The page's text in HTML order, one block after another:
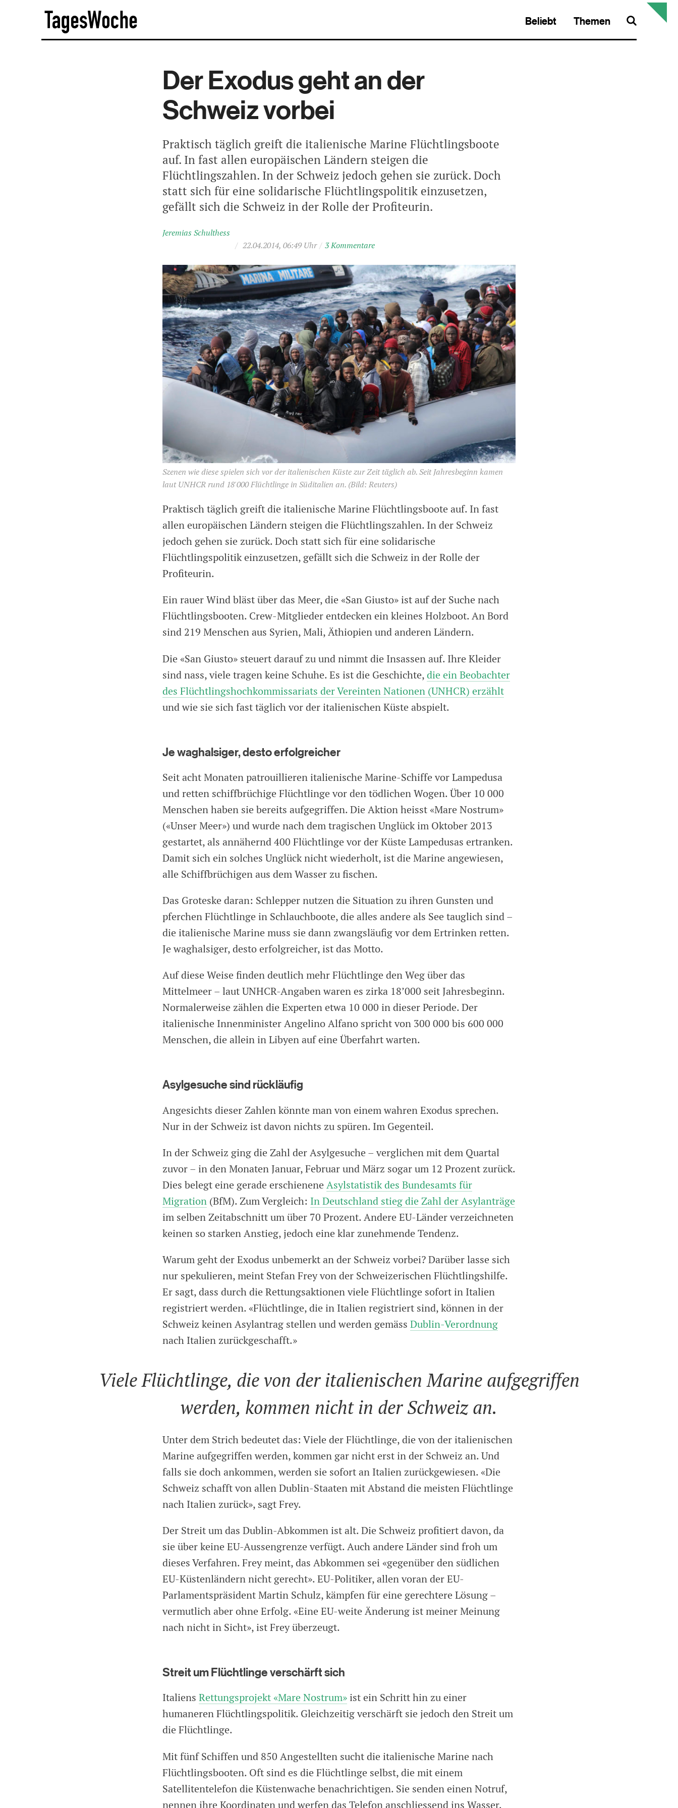
Beliebt Themen
Der Exodus geht an der
Schweiz vorbei
Praktisch täglich greift die italienische Marine Flüchtlingsboote
auf. In fast allen europäischen Ländern steigen die
Flüchtlingszahlen. In der Schweiz jedoch gehen sie zurück. Doch
statt sich für eine solidarische Flüchtlingspolitik einzusetzen,
gefällt sich die Schweiz in der Rolle der Profiteurin.
Jeremias Schulthess
/ 22.04.2014, 06:49 Uhr / 3 Kommentare
Szenen wie diese spielen sich vor der italienischen Küste zur Zeit täglich ab. Seit Jahresbeginn kamen
laut UNHCR rund 18'000 Flüchtlinge in Süditalien an. (Bild: Reuters)
Praktisch täglich greift die italienische Marine Flüchtlingsboote auf. In fast
allen europäischen Ländern steigen die Flüchtlingszahlen. In der Schweiz
jedoch gehen sie zurück. Doch statt sich für eine solidarische
Flüchtlingspolitik einzusetzen, gefällt sich die Schweiz in der Rolle der
Profiteurin.
Ein rauer Wind bläst über das Meer, die «San Giusto» ist auf der Suche nach
Flüchtlingsbooten. Crew-Mitglieder entdecken ein kleines Holzboot. An Bord
sind 219 Menschen aus Syrien, Mali, Äthiopien und anderen Ländern.
Die «San Giusto» steuert darauf zu und nimmt die Insassen auf. Ihre Kleider
sind nass, viele tragen keine Schuhe. Es ist die Geschichte,die ein Beobachter
des Flüchtlingshochkommissariats der Vereinten Nationen (UNHCR) erzählt
und wie sie sich fast täglich vor der italienischen Küste abspielt.
Je waghalsiger, desto erfolgreicher
Seit acht Monaten patrouillieren italienische Marine-Schiffe vor Lampedusa
und retten schiffbrüchige Flüchtlinge vor den tödlichen Wogen. Über 10 000
Menschen haben sie bereits aufgegriffen. Die Aktion heisst «Mare Nostrum»
(«Unser Meer») und wurde nach dem tragischen Unglück im Oktober 2013
gestartet, als annähernd 400 Flüchtlinge vor der Küste Lampedusas ertranken.
Damit sich ein solches Unglück nicht wiederholt, ist die Marine angewiesen,
alle Schiffbrüchigen aus dem Wasser zu fischen.
Das Groteske daran: Schlepper nutzen die Situation zu ihren Gunsten und
pferchen Flüchtlinge in Schlauchboote, die alles andere als See tauglich sind –
die italienische Marine muss sie dann zwangsläufig vor dem Ertrinken retten.
Je waghalsiger, desto erfolgreicher, ist das Motto.
Auf diese Weise finden deutlich mehr Flüchtlinge den Weg über das
Mittelmeer – laut UNHCR-Angaben waren es zirka 18’000 seit Jahresbeginn.
Normalerweise zählen die Experten etwa 10 000 in dieser Periode. Der
italienische Innenminister Angelino Alfano spricht von 300 000 bis 600 000
Menschen, die allein in Libyen auf eine Überfahrt warten.
Asylgesuche sind rückläufig
Angesichts dieser Zahlen könnte man von einem wahren Exodus sprechen.
Nur in der Schweiz ist davon nichts zu spüren. Im Gegenteil.
In der Schweiz ging die Zahl der Asylgesuche – verglichen mit dem Quartal
zuvor – in den Monaten Januar, Februar und März sogar um 12 Prozent zurück.
Dies belegt eine gerade erschienene Asylstatistik des Bundesamts für
Migration (BfM). Zum Vergleich: In Deutschland stieg die Zahl der Asylanträge
im selben Zeitabschnitt um über 70 Prozent. Andere EU-Länder verzeichneten
keinen so starken Anstieg, jedoch eine klar zunehmende Tendenz.
Warum geht der Exodus unbemerkt an der Schweiz vorbei? Darüber lasse sich
nur spekulieren, meint Stefan Frey von der Schweizerischen Flüchtlingshilfe.
Er sagt, dass durch die Rettungsaktionen viele Flüchtlinge sofort in Italien
registriert werden. «Flüchtlinge, die in Italien registriert sind, können in der
Schweiz keinen Asylantrag stellen und werden gemäss Dublin-Verordnung
nach Italien zurückgeschafft.»
Viele Flüchtlinge, die von der italienischen Marine aufgegriffen
werden, kommen nicht in der Schweiz an.
Unter dem Strich bedeutet das: Viele der Flüchtlinge, die von der italienischen
Marine aufgegriffen werden, kommen gar nicht erst in der Schweiz an. Und
falls sie doch ankommen, werden sie sofort an Italien zurückgewiesen. «Die
Schweiz schafft von allen Dublin-Staaten mit Abstand die meisten Flüchtlinge
nach Italien zurück», sagt Frey.
Der Streit um das Dublin-Abkommen ist alt. Die Schweiz profitiert davon, da
sie über keine EU-Aussengrenze verfügt. Auch andere Länder sind froh um
dieses Verfahren. Frey meint, das Abkommen sei «gegenüber den südlichen
EU-Küstenländern nicht gerecht». EU-Politiker, allen voran der EU-
Parlamentspräsident Martin Schulz, kämpfen für eine gerechtere Lösung –
vermutlich aber ohne Erfolg. «Eine EU-weite Änderung ist meiner Meinung
nach nicht in Sicht», ist Frey überzeugt.
Streit um Flüchtlinge verschärft sich
Italiens Rettungsprojekt «Mare Nostrum» ist ein Schritt hin zu einer
humaneren Flüchtlingspolitik. Gleichzeitig verschärft sie jedoch den Streit um
die Flüchtlinge.
Mit fünf Schiffen und 850 Angestellten sucht die italienische Marine nach
Flüchtlingsbooten. Oft sind es die Flüchtlinge selbst, die mit einem
Satellitentelefon die Küstenwache benachrichtigen. Sie senden einen Notruf,
nennen ihre Koordinaten und werfen das Telefon anschliessend ins Wasser.